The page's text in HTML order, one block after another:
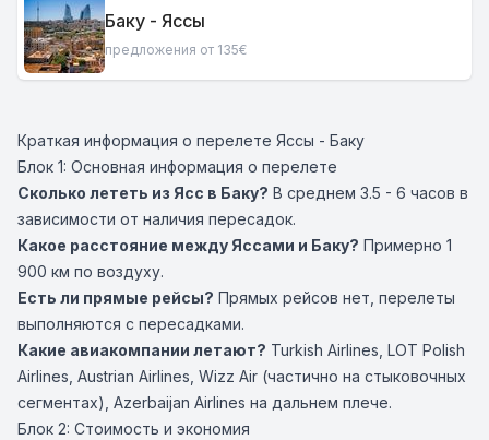
Баку - Яссы
предложения от 135€
Краткая информация о перелете Яссы - Баку
Блок 1: Основная информация о перелете
Сколько лететь из Ясс в Баку? В среднем 3.5 - 6 часов в
зависимости от наличия пересадок.
Какое расстояние между Яссами и Баку? Примерно 1
900 км по воздуху.
Есть ли прямые рейсы? Прямых рейсов нет, перелеты
выполняются с пересадками.
Какие авиакомпании летают? Turkish Airlines LOT Polish
Airlines Austrian Airlines Wizz Air (частично на стыковочных
сегментах), Azerbaijan Airlines на дальнем плече.
Блок 2: Стоимость и экономия